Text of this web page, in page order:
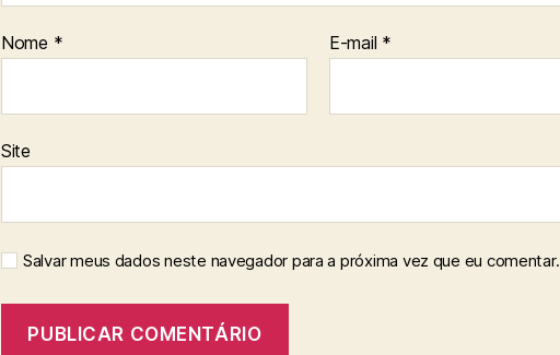
Nome * E-mail *
Site
Salvar meus dados neste navegador para a próxima vez que eu comentar.